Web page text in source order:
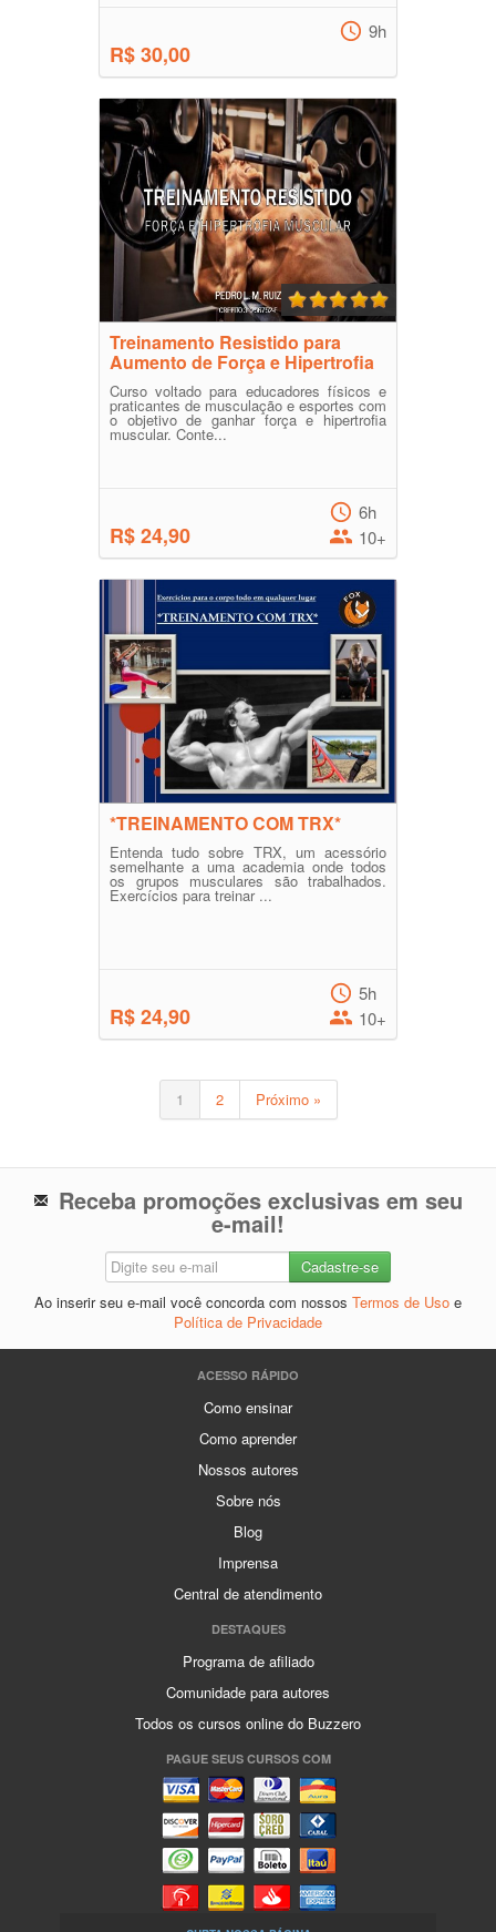
R$ 30,00
9h
Treinamento Resistido para
Aumento de Força e Hipertrofia
Curso voltado para educadores físicos e
praticantes de musculação e esportes com
o objetivo de ganhar força e hipertrofia
muscular. Conte...
R$ 24,90
6h
10+
*TREINAMENTO COM TRX*
Entenda tudo sobre TRX, um acessório
semelhante a uma academia onde todos
os grupos musculares são trabalhados.
Exercícios para treinar ...
R$ 24,90
5h
10+
1 2 Próximo »
Receba promoções exclusivas em seu
e-mail!
Ao inserir seu e-mail você concorda com nossos Termos de Uso e
Política de Privacidade
ACESSO RÁPIDO
Como ensinar
Como aprender
Nossos autores
Sobre nós
Blog
Imprensa
Central de atendimento
DESTAQUES
Programa de afiliado
Comunidade para autores
Todos os cursos online do Buzzero
PAGUE SEUS CURSOS COM